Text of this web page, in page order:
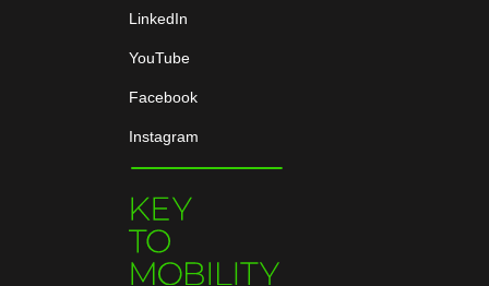
LinkedIn
YouTube
Facebook
Instagram